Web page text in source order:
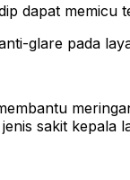
dapat memicu
glare pada
sakit kepala